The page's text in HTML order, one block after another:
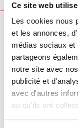
Ce site web
Les cookies nous
et les annonces,
médias sociaux et
partageons
notre site avec
publicité et
avec d'autres
ou qu'ils ont